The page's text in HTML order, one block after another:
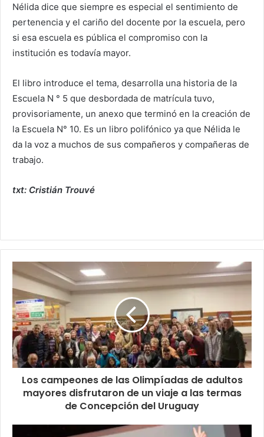
Nélida dice que siempre es especial el sentimiento de
pertenencia y el cariño del docente por la escuela, pero
si esa escuela es pública el compromiso con la
institución es todavía mayor.
El libro introduce el tema, desarrolla una historia de la
Escuela N ° 5 que desbordada de matrícula tuvo,
provisoriamente, un anexo que terminó en la creación de
la Escuela N° 10. Es un libro polifónico ya que Nélida le
da la voz a muchos de sus compañeros y compañeras de
trabajo.
txt: Cristián Trouvé
Los campeones de las Olimpíadas de adultos
mayores disfrutaron de un viaje a las termas
de Concepción del Uruguay